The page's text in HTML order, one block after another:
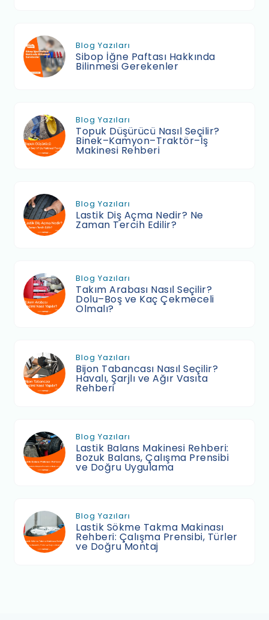
Blog Yazıları
Sibop İğne Paftası Hakkında
Bilinmesi Gerekenler
Blog Yazıları
Topuk Düşürücü Nasıl Seçilir?
Binek–Kamyon–Traktör–İş
Makinesi Rehberi
Blog Yazıları
Lastik Diş Açma Nedir? Ne
Zaman Tercih Edilir?
Blog Yazıları
Takım Arabası Nasıl Seçilir?
Dolu–Boş ve Kaç Çekmeceli
Olmalı?
Blog Yazıları
Bijon Tabancası Nasıl Seçilir?
Havalı, Şarjlı ve Ağır Vasıta
Rehberi
Blog Yazıları
Lastik Balans Makinesi Rehberi:
Bozuk Balans, Çalışma Prensibi
ve Doğru Uygulama
Blog Yazıları
Lastik Sökme Takma Makinası
Rehberi: Çalışma Prensibi, Türler
ve Doğru Montaj